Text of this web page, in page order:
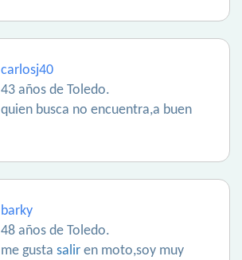
carlosj40
43 años de Toledo.
quien busca no encuentra,a buen
barky
48 años de Toledo.
me gusta salir en moto,soy muy